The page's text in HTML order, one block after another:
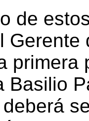
de
Gerente
primera
Basilio